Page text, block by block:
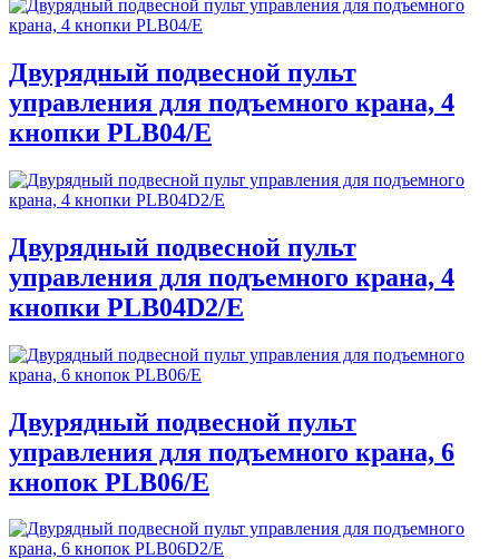
Двурядный подвесной пульт
управления для подъемного крана, 4
кнопки PLB04/E
Двурядный подвесной пульт
управления для подъемного крана, 4
кнопки PLB04D2/E
Двурядный подвесной пульт
управления для подъемного крана, 6
кнопок PLB06/E